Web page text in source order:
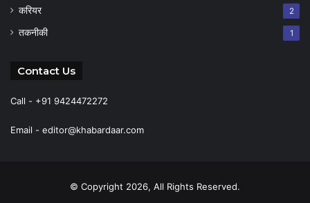
करियर 2
तकनीकी 1
Contact Us
Call - +91 9424472272
Email - editor@khabardaar.com
© Copyright 2026, All Rights Reserved.